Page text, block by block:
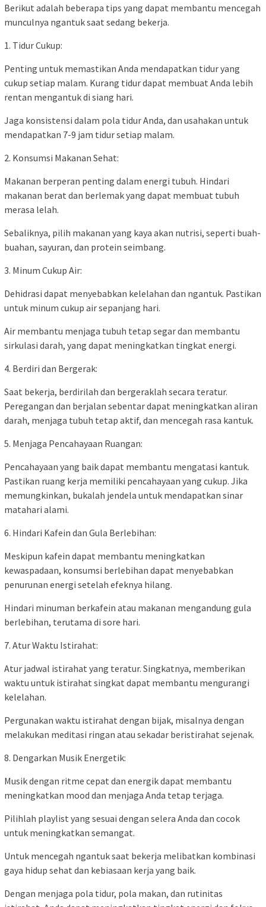
Berikut adalah beberapa tips yang dapat membantu mencegah
munculnya ngantuk saat sedang bekerja.
1. Tidur Cukup:
Penting untuk memastikan Anda mendapatkan tidur yang
cukup setiap malam. Kurang tidur dapat membuat Anda lebih
rentan mengantuk di siang hari.
Jaga konsistensi dalam pola tidur Anda, dan usahakan untuk
mendapatkan 7-9 jam tidur setiap malam.
2. Konsumsi Makanan Sehat:
Makanan berperan penting dalam energi tubuh. Hindari
makanan berat dan berlemak yang dapat membuat tubuh
merasa lelah.
Sebaliknya, pilih makanan yang kaya akan nutrisi, seperti buah-
buahan, sayuran, dan protein seimbang.
3. Minum Cukup Air:
Dehidrasi dapat menyebabkan kelelahan dan ngantuk. Pastikan
untuk minum cukup air sepanjang hari.
Air membantu menjaga tubuh tetap segar dan membantu
sirkulasi darah, yang dapat meningkatkan tingkat energi.
4. Berdiri dan Bergerak:
Saat bekerja, berdirilah dan bergeraklah secara teratur.
Peregangan dan berjalan sebentar dapat meningkatkan aliran
darah, menjaga tubuh tetap aktif, dan mencegah rasa kantuk.
5. Menjaga Pencahayaan Ruangan:
Pencahayaan yang baik dapat membantu mengatasi kantuk.
Pastikan ruang kerja memiliki pencahayaan yang cukup. Jika
memungkinkan, bukalah jendela untuk mendapatkan sinar
matahari alami.
6. Hindari Kafein dan Gula Berlebihan:
Meskipun kafein dapat membantu meningkatkan
kewaspadaan, konsumsi berlebihan dapat menyebabkan
penurunan energi setelah efeknya hilang.
Hindari minuman berkafein atau makanan mengandung gula
berlebihan, terutama di sore hari.
7. Atur Waktu Istirahat:
Atur jadwal istirahat yang teratur. Singkatnya, memberikan
waktu untuk istirahat singkat dapat membantu mengurangi
kelelahan.
Pergunakan waktu istirahat dengan bijak, misalnya dengan
melakukan meditasi ringan atau sekadar beristirahat sejenak.
8. Dengarkan Musik Energetik:
Musik dengan ritme cepat dan energik dapat membantu
meningkatkan mood dan menjaga Anda tetap terjaga.
Pilihlah playlist yang sesuai dengan selera Anda dan cocok
untuk meningkatkan semangat.
Untuk mencegah ngantuk saat bekerja melibatkan kombinasi
gaya hidup sehat dan kebiasaan kerja yang baik.
Dengan menjaga pola tidur, pola makan, dan rutinitas